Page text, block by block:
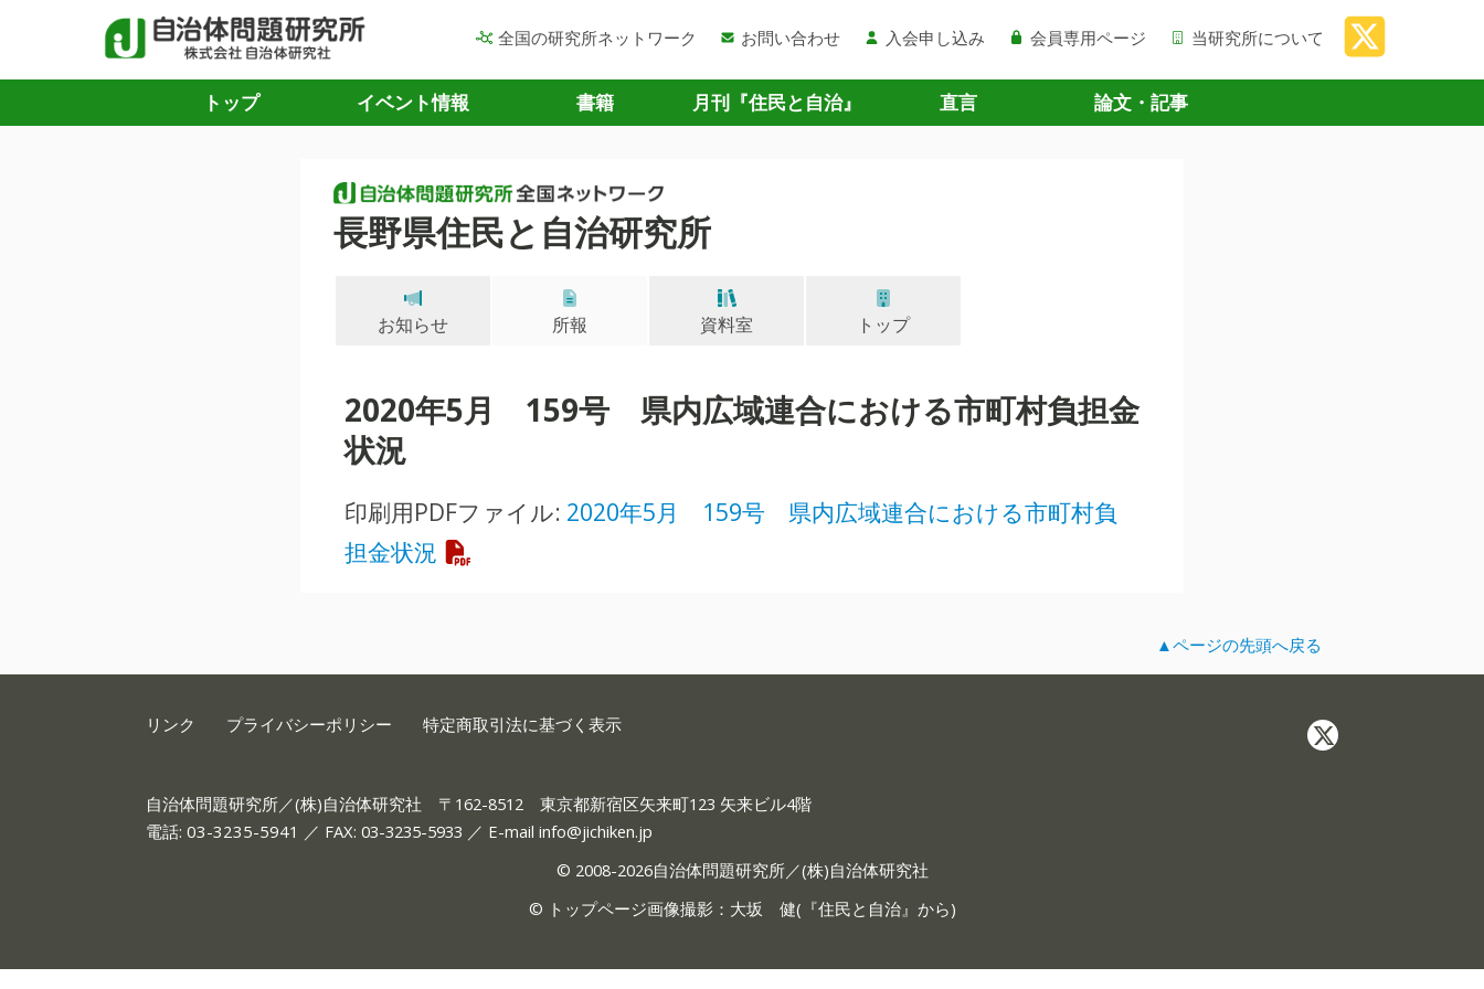
全国の研究所ネットワーク お問い合わせ 入会申し込み 会員専用ページ 当研究所について
トップ イベント情報 書籍 月刊『住民と自治』 直言 論文・記事
長野県住民と自治研究所
お知らせ 所報 資料室 トップ
2020年5月 159号 県内広域連合における市町村負担金
状況
印刷用PDFファイル: 2020年5月 159号 県内広域連合における市町村負
担金状況
▲ページの先頭へ戻る
リンク プライバシーポリシー 特定商取引法に基づく表示
自治体問題研究所／(株)自治体研究社 〒162-8512 東京都新宿区矢来町123 矢来ビル4階
電話: 03-3235-5941 ／ FAX: 03-3235-5933 ／ E-mail info@jichiken.jp
© 2008-2026自治体問題研究所／(株)自治体研究社
© トップページ画像撮影：大坂 健(『住民と自治』から)